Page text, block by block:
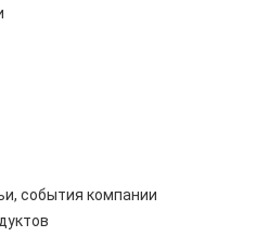
события компании